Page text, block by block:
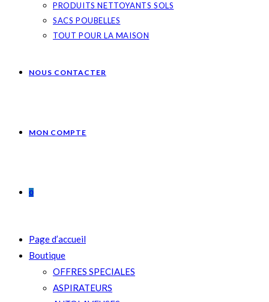
PRODUITS NETTOYANTS SOLS
SACS POUBELLES
TOUT POUR LA MAISON
NOUS CONTACTER
MON COMPTE
0
Page d’accueil
Boutique
OFFRES SPECIALES
ASPIRATEURS